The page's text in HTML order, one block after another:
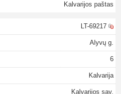
Kalvarijos paštas
LT-69217
Alyvų g.
6
Kalvarija
Kalvarijos sav.